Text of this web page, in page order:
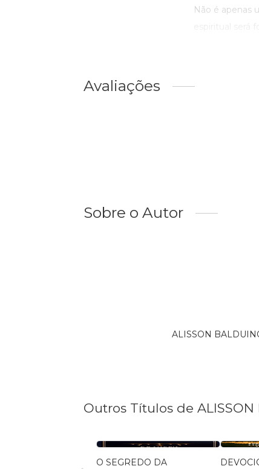
Não é apenas
Avaliações
Sobre o Autor
ALISSON
Outros Títulos de ALISSON
O SEGREDO DA